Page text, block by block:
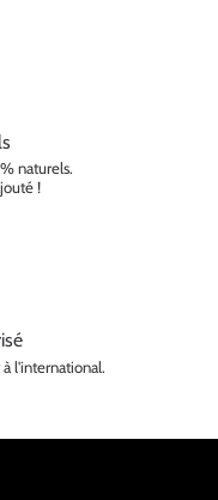
naturels.
!
l'international.